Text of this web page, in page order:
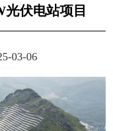
伏电站项目
03-06